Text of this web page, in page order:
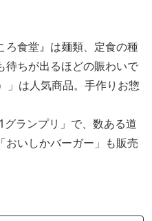
ろ食堂』は麺類、定食の種
待ちが出るほどの賑わいで
」は人気商品。手作りお惣
ランプリ」で、数ある道
おいしかバーガー」も販売